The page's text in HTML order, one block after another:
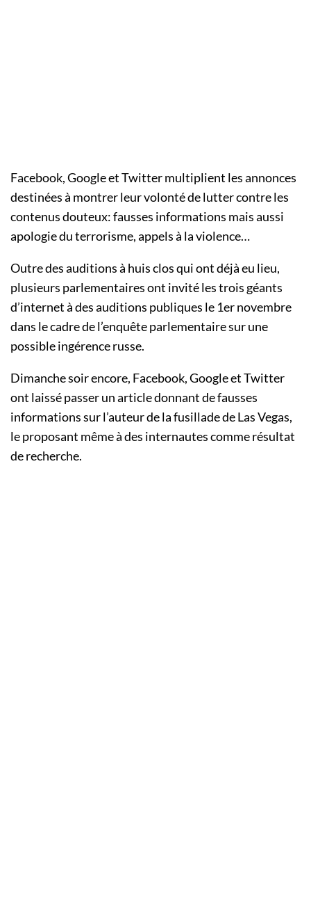
Facebook, Google et Twitter multiplient les annonces
destinées à montrer leur volonté de lutter contre les
contenus douteux: fausses informations mais aussi
apologie du terrorisme, appels à la violence…
Outre des auditions à huis clos qui ont déjà eu lieu,
plusieurs parlementaires ont invité les trois géants
d’internet à des auditions publiques le 1er novembre
dans le cadre de l’enquête parlementaire sur une
possible ingérence russe.
Dimanche soir encore, Facebook, Google et Twitter
ont laissé passer un article donnant de fausses
informations sur l’auteur de la fusillade de Las Vegas,
le proposant même à des internautes comme résultat
de recherche.